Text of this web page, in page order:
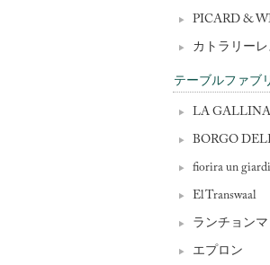
PICARD &
カトラリーレ
テーブルファブ
LA
BORGO
fiorira un
El Transwaal
ランチョンマ
エプロン